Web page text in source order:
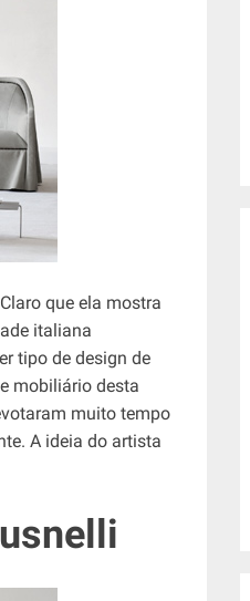
que ela mostra
italiana
tipo de design de
mobiliário desta
muito tempo
A ideia do artista